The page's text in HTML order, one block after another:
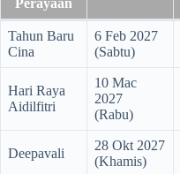
Perayaan
Tahun Baru
Cina
6 Feb 2027
(Sabtu)
Hari Raya
Aidilfitri
10 Mac
2027
(Rabu)
Deepavali
28 Okt 2027
(Khamis)